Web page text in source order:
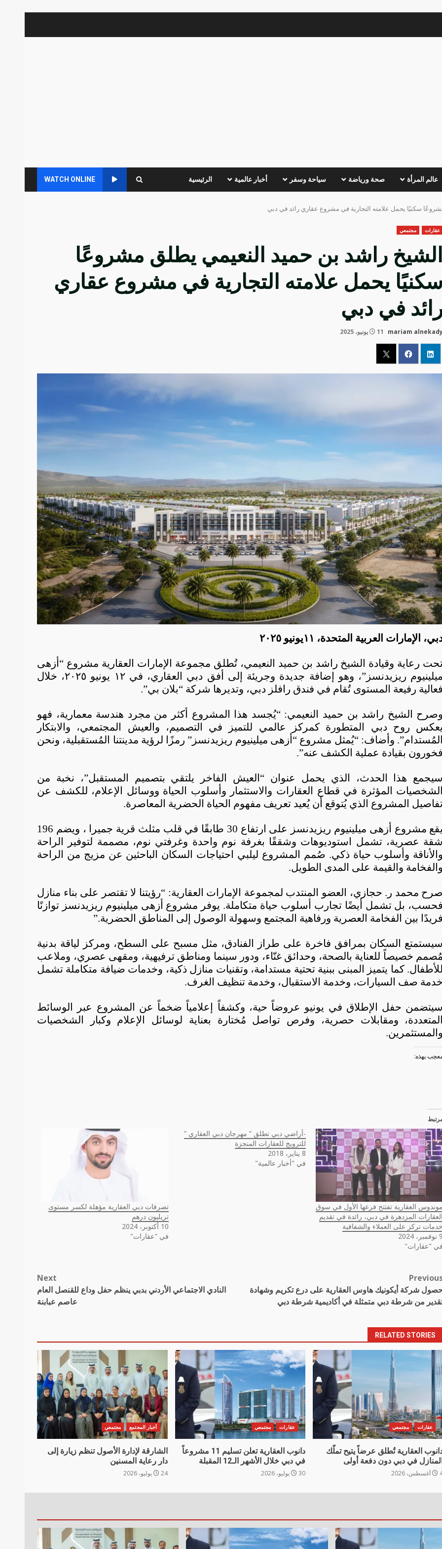
عالم المرأة صحة ورياضة سياحة وسفر أخبار عالمية الرئيسية WATCH ONLINE
سكنيًا يحمل علامته التجارية في مشروع عقاري رائد في دبي
عقارات مجتمعي
الشيخ راشد بن حميد النعيمي يطلق مشروعًا
سكنيًا يحمل علامته التجارية في مشروع عقاري
في دبي
mariam 11 يونيو، 2025
الإمارات العربية المتحدة، ١١يونيو ٢٠٢٥
رعاية وقيادة الشيخ راشد بن حميد النعيمي، تُطلق مجموعة الإمارات العقارية مشروع “أزهى
ميلينيوم ريزيدنسز”، وهو إضافة جديدة وجريئة إلى أفق دبي العقاري، في ١٢ يونيو ٢٠٢٥، خلال
فعالية رفيعة المستوى تُقام في فندق رافلز دبي، وتديرها شركة “بلان بي”.
وصرح الشيخ راشد بن حميد النعيمي: “يُجسد هذا المشروع أكثر من مجرد هندسة معمارية، فهو
يعكس روح دبي المتطورة كمركز عالمي للتميز في التصميم، والعيش المجتمعي، والابتكار
المُستدام”. وأضاف: “يُمثل مشروع “أزهى ميلينيوم ريزيدنسز” رمزًا لرؤية مدينتنا المُستقبلية، ونحن
فخورون بقيادة عملية الكشف عنه”.
سيجمع هذا الحدث، الذي يحمل عنوان “العيش الفاخر يلتقي بتصميم المستقبل”، نخبة من
الشخصيات المؤثرة في قطاع العقارات والاستثمار وأسلوب الحياة ووسائل الإعلام، للكشف عن
المشروع الذي يُتوقع أن يُعيد تعريف مفهوم الحياة الحضرية المعاصرة.
يقع مشروع أزهى ميلينيوم ريزيدنسز على ارتفاع 30 طابقًا في قلب مثلث قرية جميرا ، ويضم 196
شقة عصرية، تشمل استوديوهات وشققًا بغرفة نوم واحدة وغرفتي نوم، مصممة لتوفير الراحة
والأناقة وأسلوب حياة ذكي. صُمم المشروع ليلبي احتياجات السكان الباحثين عن مزيج من الراحة
والفخامة والقيمة على المدى الطويل.
صرح محمد ر. حجازي، العضو المنتدب لمجموعة الإمارات العقارية: “رؤيتنا لا تقتصر على بناء منازل
فحسب، بل تشمل أيضًا تجارب أسلوب حياة متكاملة. يوفر مشروع أزهى ميلينيوم ريزيدنسز توازنًا
فريدًا بين الفخامة العصرية ورفاهية المجتمع وسهولة الوصول إلى المناطق الحضرية.”
سيستمتع السكان بمرافق فاخرة على طراز الفنادق، مثل مسبح على السطح، ومركز لياقة بدنية
مُصمم خصيصاً للعناية بالصحة، وحدائق غنّاء، ودور سينما ومناطق ترفيهية، ومقهى عصري، وملاعب
للأطفال. كما يتميز المبنى ببنية تحتية مستدامة، وتقنيات منازل ذكية، وخدمات ضيافة متكاملة تشمل
خدمة صف السيارات، وخدمة الاستقبال، وخدمة تنظيف الغرف.
سيتضمن حفل الإطلاق في يونيو عروضاً حية، وكشفاً إعلامياً ضخماً عن المشروع عبر الوسائط
المتعددة، ومقابلات حصرية، وفرص تواصل مُختارة بعناية لوسائل الإعلام وكبار الشخصيات
والمستثمرين.
بهذه:
موندوس العقارية تفتتح فرعها الأول في سوق
العقارات المزدهرة في دبي، رائدة في تقديم
خدمات تركز على العملاء والشفافية
9 نوفمبر، 2024
في "عقارات"
-أراضي دبي تطلق ” مهرجان دبي العقاري ”
للترويج للعقارات المنجزة
8 يناير، 2018
في "أخبار عالمية"
تصرفات دبي العقارية مؤهلة لكسر مستوى
تريليون درهم
10 أكتوبر، 2024
في "عقارات"
شركة أيكونيك هاوس العقارية على درع تكريم وشهادة
من شرطة دبي متمثلة في أكاديمية شرطة دبي
Next
النادي الاجتماعي الأردني بدبي ينظم حفل وداع للقنصل العام
عاصم عبابنة
RELATED STORIES
عقارات مجتمعي
العقارية تُطلق عرضاً يتيح تملّك
المنازل في دبي دون دفعة أولى
2026
عقارات مجتمعي
دانوب العقارية تعلن تسليم 11 مشروعاً
في دبي خلال الأشهر الـ12 المقبلة
30 يوليو، 2026
أخبار المجتمع مجتمعي
الشارقة لإدارة الأصول تنظم زيارة إلى
دار رعاية المسنين
24 يوليو، 2026